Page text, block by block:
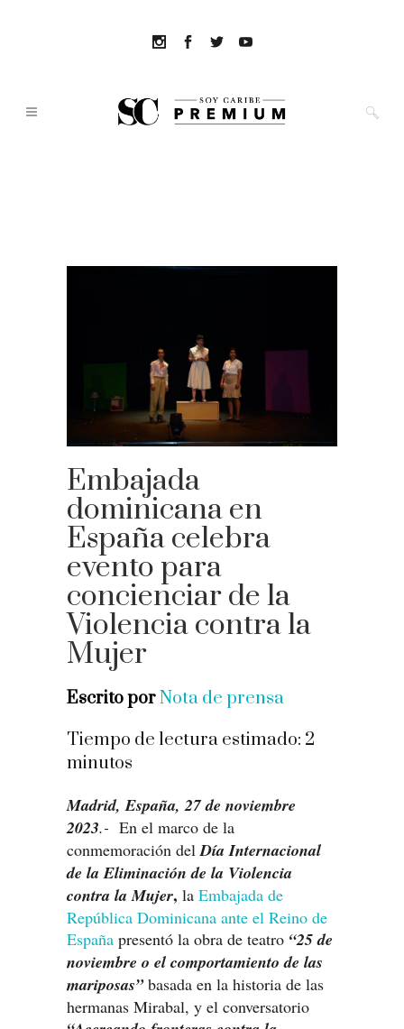
Embajada
dominicana en
España celebra
evento para
concienciar de la
Violencia contra la
Mujer
Escrito porNota de prensa
Tiempo de lectura estimado: 2
minutos
Madrid, España, 27 de noviembre
2023.- En el marco de la
conmemoración del Día Internacional
de la Eliminación de la Violencia
contra la Mujer, la Embajada de
República Dominicana ante el Reino de
España presentó la obra de teatro “25 de
noviembre o el comportamiento de las
mariposas”basada en la historia de las
hermanas Mirabal, y el conversatorio